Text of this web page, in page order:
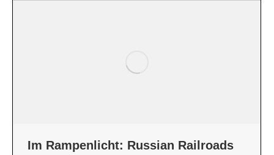
Im Rampenlicht: Russian Railroads